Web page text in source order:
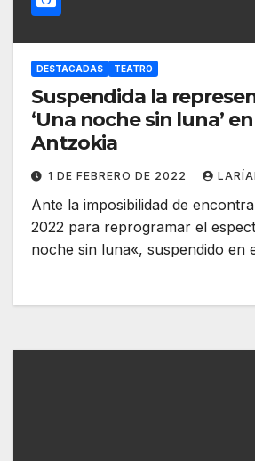
DESTACADAS TEATRO
Suspendida la
‘Una noche sin luna’
Antzokia
1 DE FEBRERO DE 2022
Ante la imposibilidad de
2022 para reprogramar el
noche sin luna«, suspendido en